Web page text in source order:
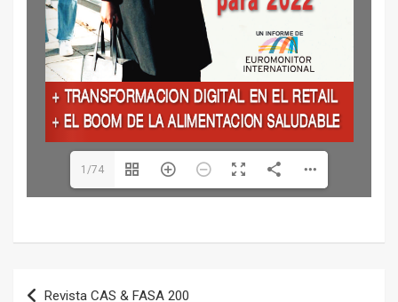
1/74
Navegación
Revista CAS & FASA 200